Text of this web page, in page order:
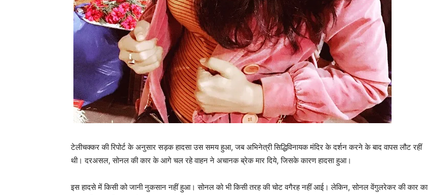
टेलीचक्‍कर की रिपोर्ट के अनुसार सड़क हादसा उस समय हुआ, जब अभिनेत्री सिद्धिविनायक मंदिर के दर्शन करने के बाद वापस लौट रहीं
थी। दरअसल, सोनल की कार के आगे चल रहे वाहन ने अचानक ब्रेक मार दिये, जिसके कारण हादसा हुआ।
इस हादसे में किसी को जानी नुकसान नहीं हुआ। सोनल को भी किसी तरह की चोट वगैरह नहीं आई। लेकिन, सोनल वेंगुलरेकर की कार का